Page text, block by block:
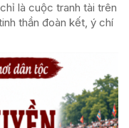
là cuộc tranh tài trên
thần đoàn kết, ý chí